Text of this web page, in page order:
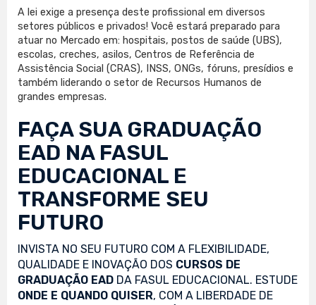
A lei exige a presença deste profissional em diversos
setores públicos e privados! Você estará preparado para
atuar no Mercado em: hospitais, postos de saúde (UBS),
escolas, creches, asilos, Centros de Referência de
Assistência Social (CRAS), INSS, ONGs, fóruns, presídios e
também liderando o setor de Recursos Humanos de
grandes empresas.
FAÇA SUA GRADUAÇÃO
EAD NA FASUL
EDUCACIONAL E
TRANSFORME SEU
FUTURO
INVISTA NO SEU FUTURO COM A FLEXIBILIDADE,
QUALIDADE E INOVAÇÃO DOS CURSOS DE
GRADUAÇÃO EAD DA FASUL EDUCACIONAL. ESTUDE
ONDE E QUANDO QUISER, COM A LIBERDADE DE